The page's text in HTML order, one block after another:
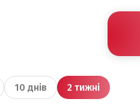
10 днів 2 тижні